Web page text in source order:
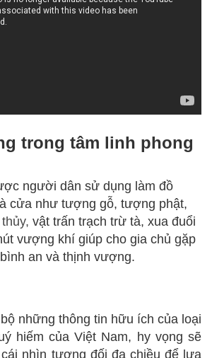
trong tâm linh phong
người dân sử dụng làm đồ
cửa như tượng gỗ, tượng phật,
vật trấn trạch trừ tà, xua đuổi
vượng khí giúp cho gia chủ gặp
an và thịnh vượng.
những thông tin hữu ích của loại
hiếm của Việt Nam, hy vọng sẽ
nhìn tương đối đa chiều để lựa